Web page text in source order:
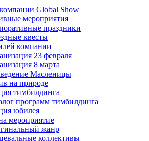
Global Show
мероприятия
праздники
квесты
компании
23 февраля
8 марта
Масленицы
на природе
тимбилдинга
программ тимбилдинга
юбилея
мероприятие
жанр
коллективы